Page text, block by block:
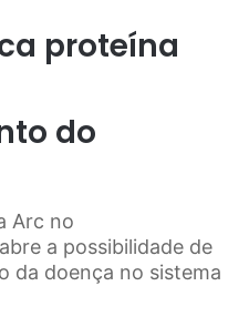
proteína
do
Arc no
a possibilidade de
da doença no sistema